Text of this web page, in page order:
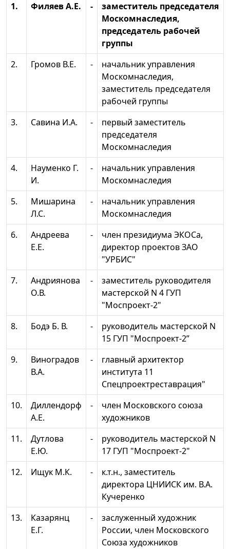
1. Филяев А.Е. -
заместитель председателя
Москомнаследия,
председатель рабочей
группы
2.
Громов В.Е. -
начальник управления
Москомнаследия,
заместитель председателя
рабочей группы
3.
Савина И.А. -
первый заместитель
председателя
Москомнаследия
4.
Науменко Г.
И.
-
начальник управления
Москомнаследия
5.
Мишарина
Л.С.
-
начальник управления
Москомнаследия
6.
Андреева
Е.Е.
-
член президиума ЭКОСа,
директор проектов ЗАО
"УРБИС"
7.
Андриянова
О.В.
-
заместитель руководителя
мастерской N 4 ГУП
"Моспроект-2"
8.
Бодэ Б. В. -
руководитель мастерской N
15 ГУП "Моспроект-2”
9.
Виноградов
В.А.
-
главный архитектор
института 11
Спецпроектреставрация"
10.
Диллендорф
А.Е.
-
член Московского союза
художников
11.
Дутлова
Е.Ю.
-
руководитель мастерской N
17 ГУП "Моспроект-2"
12.
Ищук М.К. -
к.т.н., заместитель
директора ЦНИИСК им. В.А.
Кучеренко
13.
Казарянц
Е.Г.
-
заслуженный художник
России, член Московского
Союза художников